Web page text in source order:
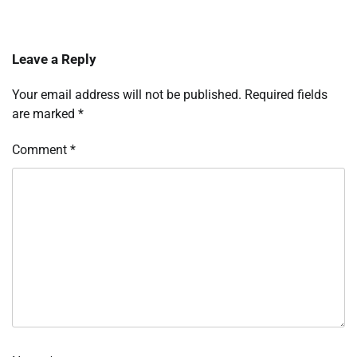
Leave a Reply
Your email address will not be published. Required fields
are marked *
Comment *